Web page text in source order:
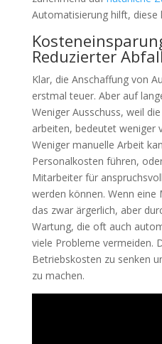
Automatisierung hilft, diese
Reduzierter
Klar, die Anschaffung von
erstmal teuer. Aber auf
Weniger Ausschuss, weil
arbeiten, bedeutet weniger
Weniger manuelle Arbeit
Personalkosten führen,
Mitarbeiter für
werden können. Wenn
das zwar ärgerlich, aber
Wartung, die oft auch
viele Probleme vermeiden.
Betriebskosten zu senken
zu machen.